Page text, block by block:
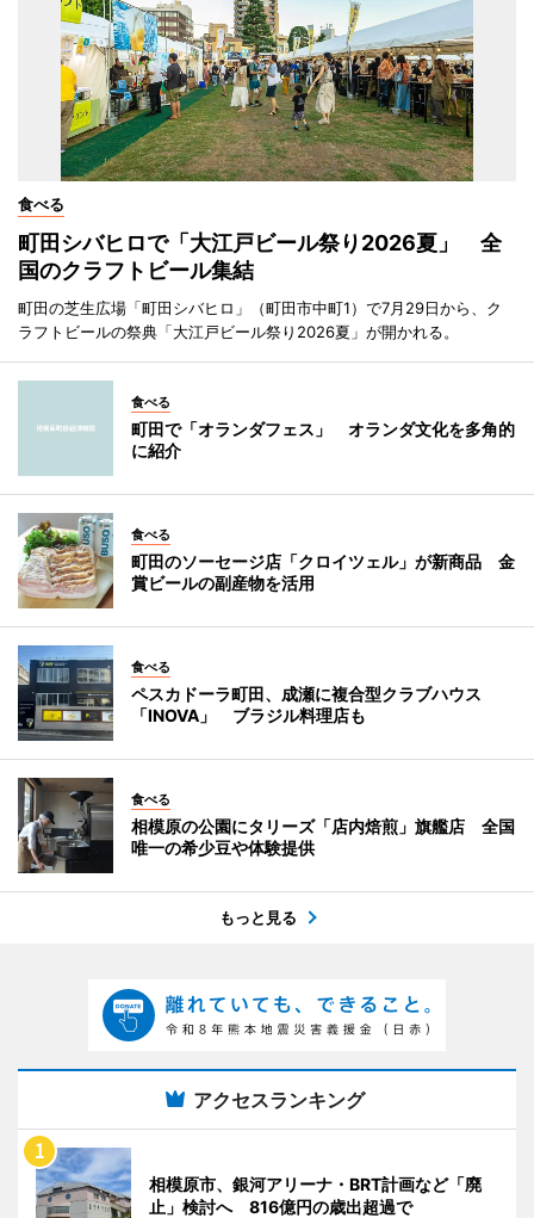
食べる
町田シバヒロで「大江戸ビール祭り2026夏」 全
国のクラフトビール集結
町田の芝生広場「町田シバヒロ」（町田市中町1）で7月29日から、ク
ラフトビールの祭典「大江戸ビール祭り2026夏」が開かれる。
食べる
町田で「オランダフェス」 オランダ文化を多角的
に紹介
食べる
町田のソーセージ店「クロイツェル」が新商品 金
賞ビールの副産物を活用
食べる
ペスカドーラ町田、成瀬に複合型クラブハウス
「INOVA」 ブラジル料理店も
食べる
相模原の公園にタリーズ「店内焙煎」旗艦店 全国
唯一の希少豆や体験提供
もっと見る
アクセスランキング
相模原市、銀河アリーナ・BRT計画など「廃
止」検討へ 816億円の歳出超過で